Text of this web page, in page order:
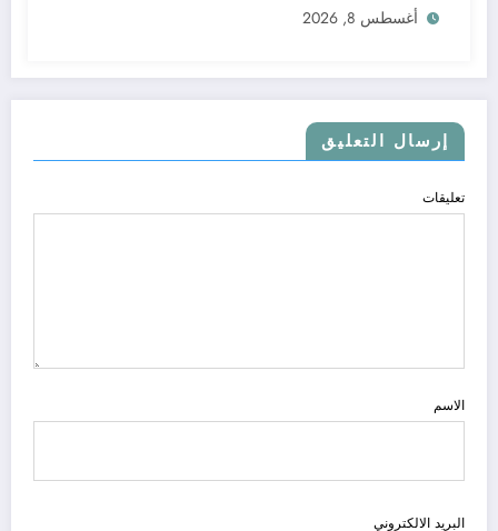
أغسطس 8, 2026
إرسال التعليق
تعليقات
الاسم
البريد الالكتروني